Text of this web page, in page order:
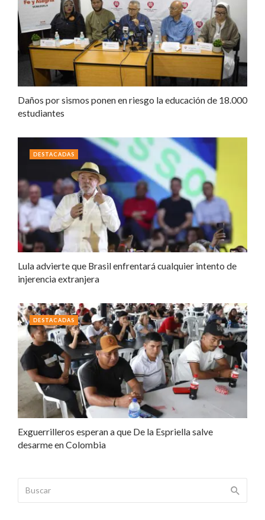
Daños por sismos ponen en riesgo la educación de 18.000
estudiantes
Lula advierte que Brasil enfrentará cualquier intento de
injerencia extranjera
DESTACADAS
Exguerrilleros esperan a que De la Espriella salve
desarme en Colombia
DESTACADAS